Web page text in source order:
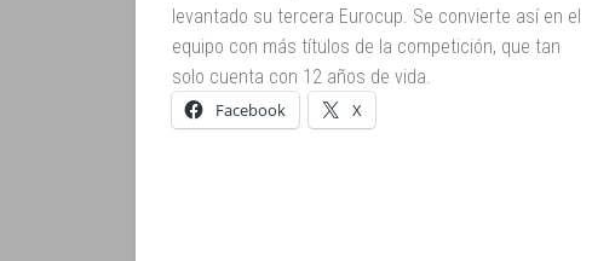
levantado su tercera Eurocup. Se convierte así en el
equipo con más títulos de la competición, que tan
solo cuenta con 12 años de vida.
Facebook X